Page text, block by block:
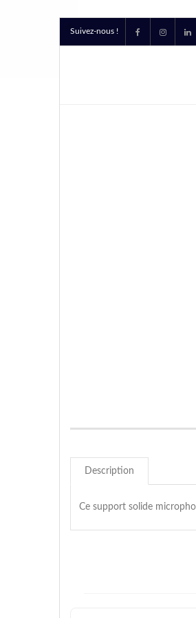
Suivez-nous !
Description
Ce support solide